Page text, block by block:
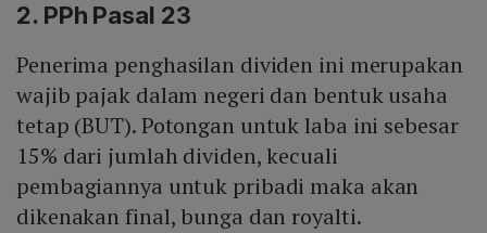
2. PPh Pasal 23
Penerima penghasilan dividen ini merupakan
wajib pajak dalam negeri dan bentuk usaha
tetap (BUT). Potongan untuk laba ini sebesar
15% dari jumlah dividen, kecuali
pembagiannya untuk pribadi maka akan
dikenakan final, bunga dan royalti.